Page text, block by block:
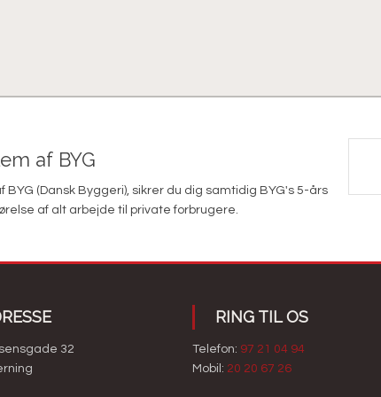
af BYG
(Dansk Byggeri), sikrer du dig samtidig BYG's 5-års
af alt arbejde til private forbrugere.​
32
​RING TIL OS
Telefon: 97 21 04 94
Mobil: 20 20 67 26​